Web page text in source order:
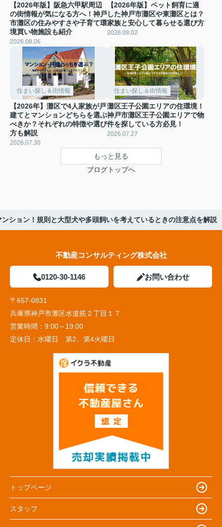
【2026年版】阪急六甲駅周辺
の街情報が気になる方へ！神戸
市灘区の住みやすさや子育て環
境買い物施設も紹介
2026.08.06
【2026年版】ペット飼育に適
した神戸市灘区や東灘区とは？
家族と安心して暮らせる選び方
2026.08.02
住まい探し＆街情報
【2026年】灘区で4人家族が戸
建てとマンションどちらを選ぶ
べきか？それぞれの特徴や選び
方も解説
2026.07.30
住まい探し＆街情報
灘区王子公園エリアの住環境！
神戸市灘区王子公園エリアで物
件を探している方必見！
2026.07.27
もっと見る
ブログトップへ
ション！規則と大型犬や多頭飼いを考えているときの注意点を解説
不動産コンサルティング株式会社
0120-30-1146 お問い合わせ
〒657-0831
兵庫県神戸市灘区水道筋２丁目１７
営業時間： 9:00～19:00
定休日： 水曜日 第2、第4火曜日
トップページ
スタッフ